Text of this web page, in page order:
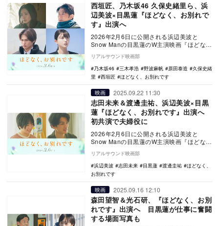
西垣匠、乃木坂46 久保史緒里ら、浜
辺美波×目黒蓮『ほどなく、お別れで
す』出演へ
2026年2月6日に公開される浜辺美波と
Snow Manの目黒蓮のW主演映画『ほどな
く、お別れです』の追加キャストとして、
野波麻…
リアルサウンド映画部
乃木坂46
三木孝浩 野波麻帆 原田泰造
久保史緒
里
西垣匠 ほどなく、お別れです
映画 2025.09.22 11:30
志田未来＆渡邊圭祐、浜辺美波×目黒
蓮『ほどなく、お別れです』出演へ
初共演で夫婦役に
2026年2月6日に公開される浜辺美波と
Snow Manの目黒蓮のW主演映画『ほどな
く、お別れです』に志田未来と渡邊圭祐が
出演す…
リアルサウンド映画部
浜辺美波
志田未来 目黒蓮 渡邊圭祐
ほどなく、
お別れです
映画 2025.09.16 12:10
森田望智＆光石研、『ほどなく、お別
れです』出演へ 目黒蓮が仕事に奮闘
する場面写真も